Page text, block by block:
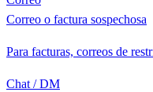
Correo o factura sospechosa
Para facturas, correos de
Chat / DM